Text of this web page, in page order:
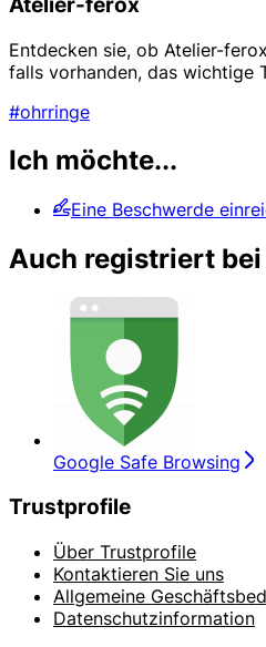
Entdecken sie, ob Atelier-
falls vorhanden, das wichtige
#ohrringe
Ich möchte...
Eine Beschwerde
Auch registriert bei
Google Safe Browsing
Trustprofile
Über Trustprofile
Kontaktieren Sie uns
Allgemeine
Datenschutzinformation